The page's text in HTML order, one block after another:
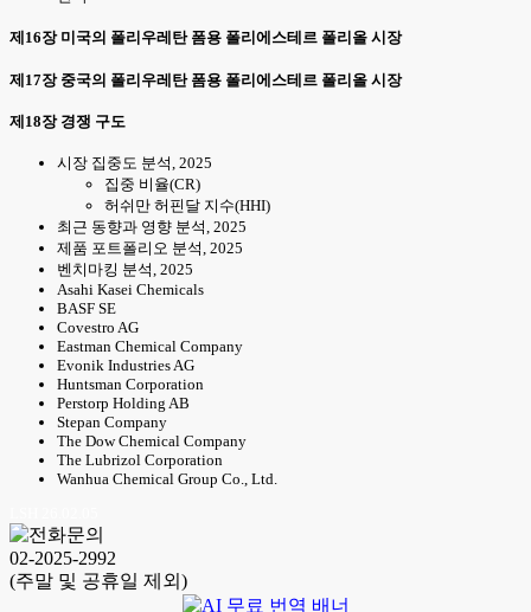
제16장 미국의 폴리우레탄 폼용 폴리에스테르 폴리올 시장
제17장 중국의 폴리우레탄 폼용 폴리에스테르 폴리올 시장
제18장 경쟁 구도
시장 집중도 분석, 2025
집중 비율(CR)
허쉬만 허핀달 지수(HHI)
최근 동향과 영향 분석, 2025
제품 포트폴리오 분석, 2025
벤치마킹 분석, 2025
Asahi Kasei Chemicals
BASF SE
Covestro AG
Eastman Chemical Company
Evonik Industries AG
Huntsman Corporation
Perstorp Holding AB
Stepan Company
The Dow Chemical Company
The Lubrizol Corporation
Wanhua Chemical Group Co., Ltd.
02-2025-2992
(주말 및 공휴일 제외)